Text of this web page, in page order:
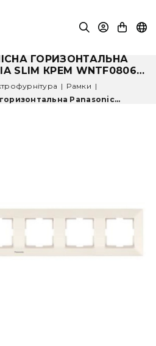
ГОРИЗОНТАЛЬНА
SLIM КРЕМ WNTF0806-
2BG
| Рамки |
Panasonic...